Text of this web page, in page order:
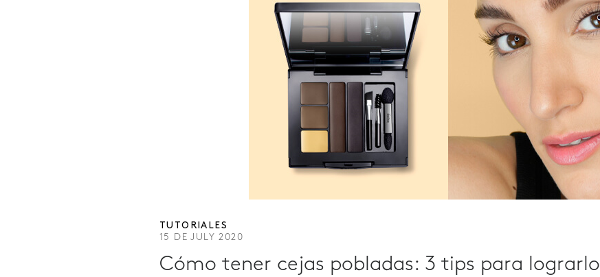
TUTORIALES
15 DE JULY 2020
Cómo tener cejas pobladas: 3 tips para lograrlo